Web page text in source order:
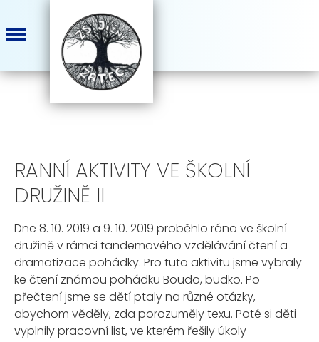
RANNÍ AKTIVITY VE ŠKOLNÍ
DRUŽINĚ II
Dne 8. 10. 2019 a 9. 10. 2019 proběhlo ráno ve školní
družině v rámci tandemového vzdělávání čtení a
dramatizace pohádky. Pro tuto aktivitu jsme vybraly
ke čtení známou pohádku Boudo, budko. Po
přečtení jsme se dětí ptaly na různé otázky,
abychom věděly, zda porozuměly texu. Poté si děti
vyplnily pracovní list, ve kterém řešily úkoly